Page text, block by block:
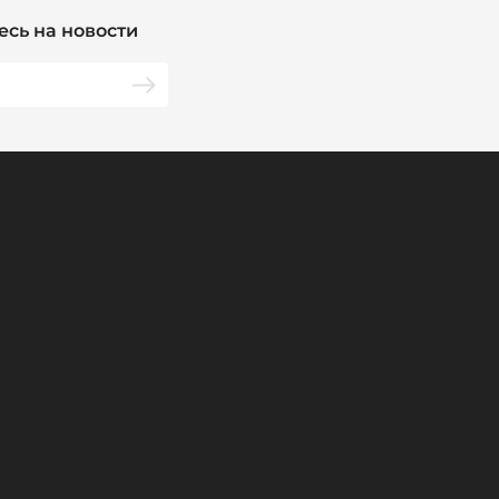
на новости